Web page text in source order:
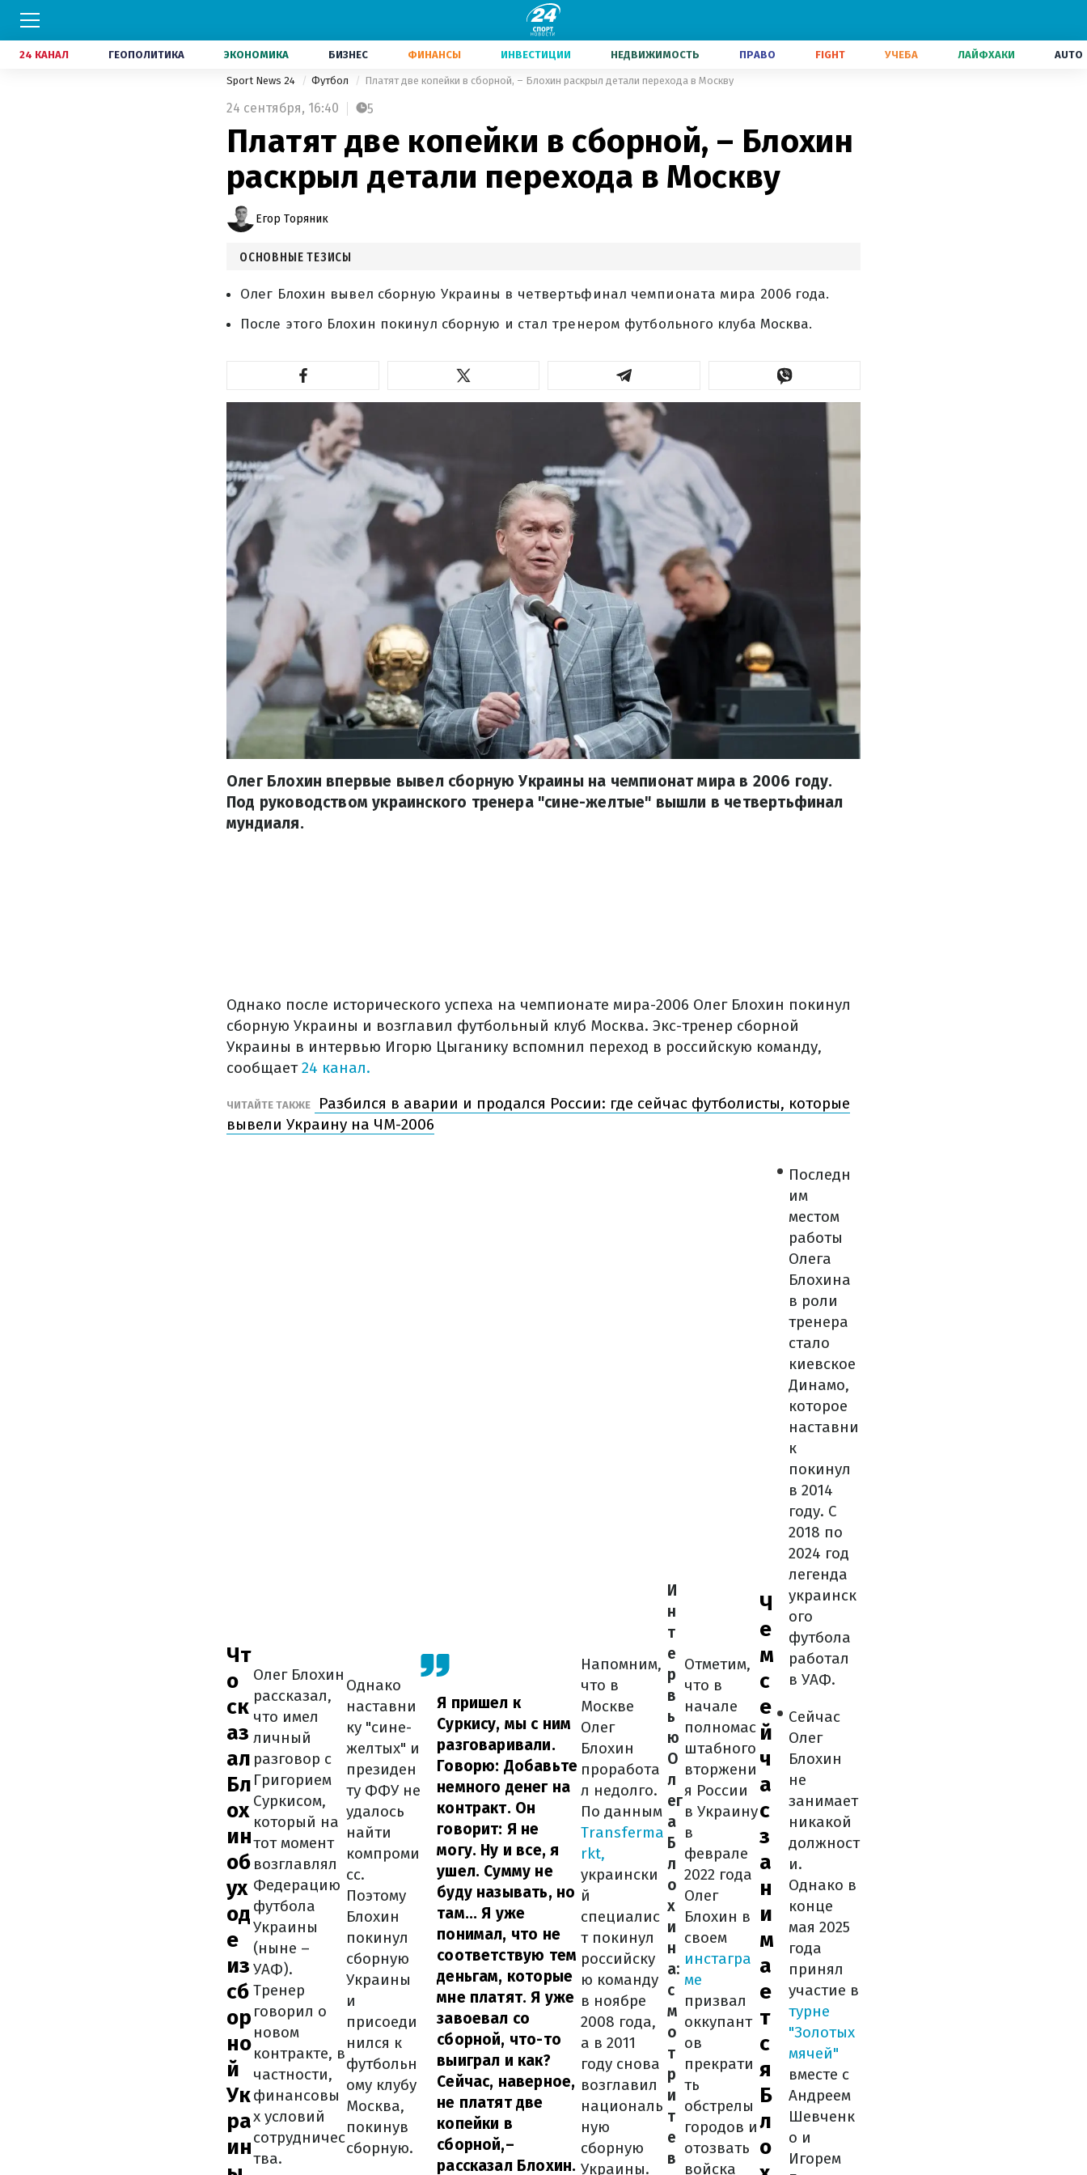
24 КАНАЛ ГЕОПОЛИТИКА ЭКОНОМИКА БИЗНЕС ФИНАНСЫ ИНВЕСТИЦИИ НЕДВИЖИМОСТЬ ПРАВО FIGHT УЧЕБА ЛАЙФХАКИ AUTO
Sport News 24 Футбол Платят две копейки в сборной, – Блохин раскрыл детали перехода в Москву
24 сентября, 16:40 5
Платят две копейки в сборной, – Блохин
раскрыл детали перехода в Москву
Егор Торяник
ОСНОВНЫЕ ТЕЗИСЫ
Олег Блохин вывел сборную Украины в четвертьфинал чемпионата мира 2006 года.
После этого Блохин покинул сборную и стал тренером футбольного клуба Москва.
Олег Блохин впервые вывел сборную Украины на чемпионат мира в 2006 году.
Под руководством украинского тренера "сине-желтые" вышли в четвертьфинал
мундиаля.
Однако после исторического успеха на чемпионате мира-2006 Олег Блохин покинул
сборную Украины и возглавил футбольный клуб Москва. Экс-тренер сборной
Украины в интервью Игорю Цыганику вспомнил переход в российскую команду,
сообщает24 канал.
ЧИТАЙТЕ ТАКЖЕ
Разбился в аварии и продался России: где сейчас футболисты, которые
вывели Украину на ЧМ-2006
Чт
о
ск
аз
ал
Бл
ох
ин
об
ух
од
е
из
сб
ор
но
й
Ук
ра
ин
Олег Блохин
рассказал,
что имел
личный
разговор с
Григорием
Суркисом,
который на
тот момент
возглавлял
Федерацию
футбола
Украины
(ныне –
УАФ).
Тренер
говорил о
новом
контракте, в
частности,
финансовы
х условий
сотрудничес
тва.
Однако
наставни
ку "сине-
желтых" и
президен
ту ФФУ не
удалось
найти
компроми
сс.
Поэтому
Блохин
покинул
сборную
Украины
и
присоеди
нился к
футбольн
ому клубу
Москва,
покинув
сборную.
Я пришел к
Суркису, мы с ним
разговаривали.
Говорю: Добавьте
немного денег на
контракт. Он
говорит: Я не
могу. Ну и все, я
ушел. Сумму не
буду называть, но
там... Я уже
понимал, что не
соответствую тем
деньгам, которые
мне платят. Я уже
завоевал со
сборной, что-то
выиграл и как?
Сейчас, наверное,
не платят две
копейки в
сборной,–
рассказал Блохин.
Напомним,
что в
Москве
Олег
Блохин
проработа
л недолго.
По данным
Transferma
rkt,
украински
й
специалис
т покинул
российску
ю команду
в ноябре
2008 года,
а в 2011
году снова
возглавил
националь
ную
сборную
Украины.
И
н
т
е
р
в
ь
ю
О
л
ег
а
Б
л
о
х
и
н
а:
с
м
о
т
р
и
т
е
в
Отметим,
что в
начале
полномас
штабного
вторжени
я России
в Украину
в
феврале
2022 года
Олег
Блохин в
своем
инстагра
ме
призвал
оккупант
ов
прекрати
ть
обстрелы
городов и
отозвать
войска
Ч
е
м
с
е
й
ч
а
с
з
а
н
и
м
а
е
т
с
я
Б
л
о
Последн
им
местом
работы
Олега
Блохина
в роли
тренера
стало
киевское
Динамо,
которое
наставни
к
покинул
в 2014
году. С
2018 по
2024 год
легенда
украинск
ого
футбола
работал
в УАФ.
Сейчас
Олег
Блохин
не
занимает
никакой
должност
и.
Однако в
конце
мая 2025
года
принял
участие в
турне
"Золотых
мячей"
вместе с
Андреем
Шевченк
о и
Игорем